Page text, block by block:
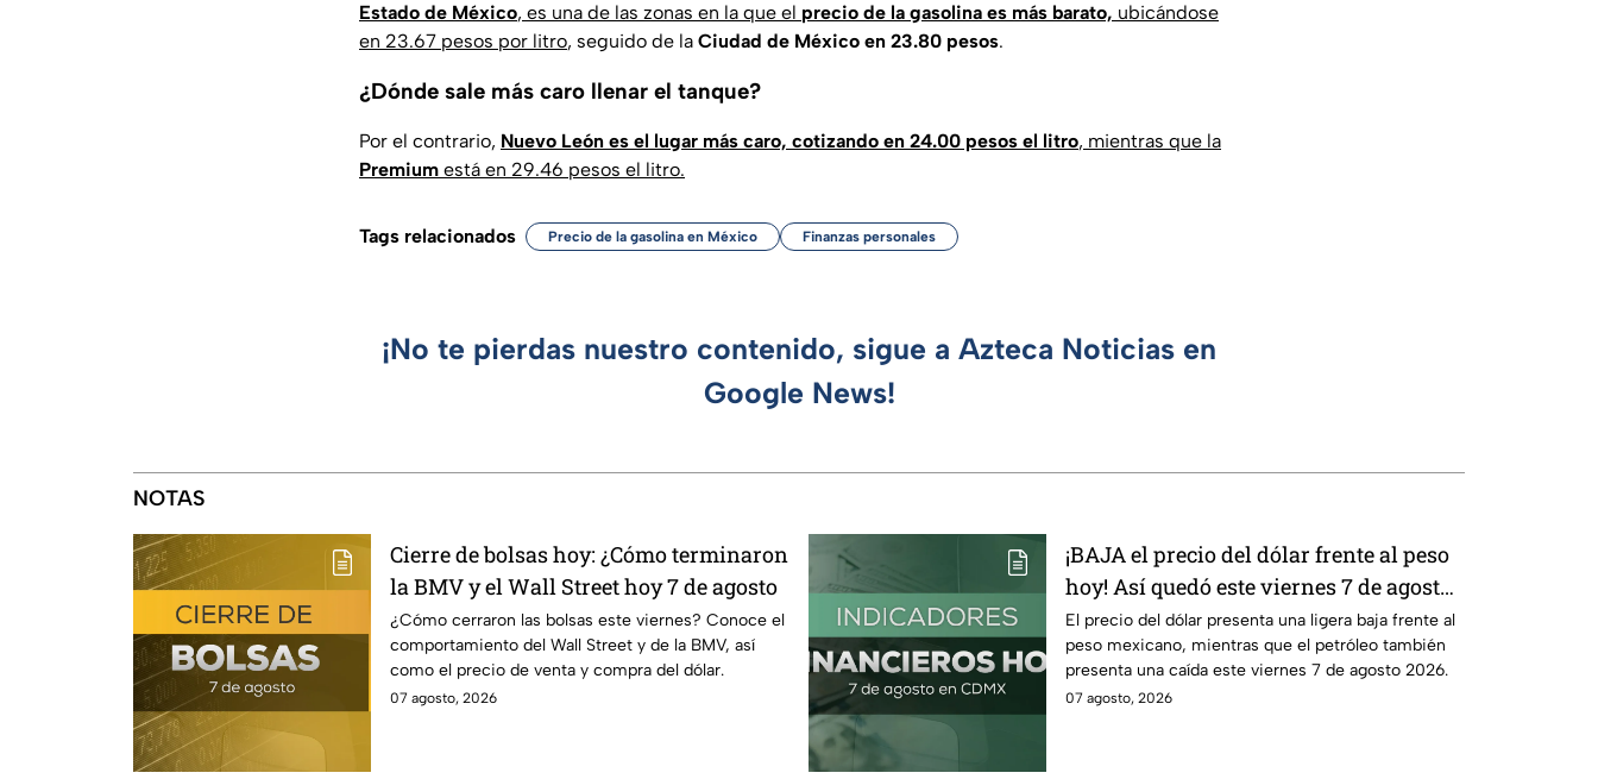
Estado de México, es una de las zonas en la que el precio de la gasolina es más barato, ubicándose
en 23.67 pesos por litro, seguido de la Ciudad de México en 23.80 pesos.
¿Dónde sale más caro llenar el tanque?
Por el contrario, Nuevo León es el lugar más caro, cotizando en 24.00 pesos el litro, mientras que la
Premium está en 29.46 pesos el litro.
Tags relacionados Precio de la gasolina en México Finanzas personales
¡No te pierdas nuestro contenido, sigue a Azteca Noticias en
Google News!
NOTAS
Cierre de bolsas hoy: ¿Cómo terminaron
la BMV y el Wall Street hoy 7 de agosto
¿Cómo cerraron las bolsas este viernes? Conoce el
comportamiento del Wall Street y de la BMV, así
como el precio de venta y compra del dólar.
07 agosto, 2026
¡BAJA el precio del dólar frente al peso
hoy! Así quedó este viernes 7 de agosto
2026
El precio del dólar presenta una ligera baja frente al
peso mexicano, mientras que el petróleo también
presenta una caída este viernes 7 de agosto 2026.
07 agosto, 2026